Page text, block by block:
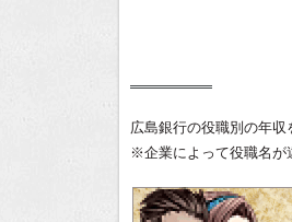
広島銀行の役職別の年収
※企業によって役職名が